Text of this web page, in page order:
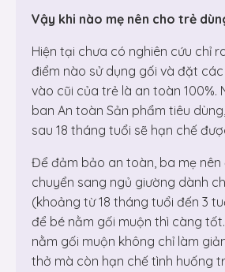
Vậy khi nào mẹ nên cho trẻ
Hiện tại chưa có nghiên cứu chỉ
điểm nào sử dụng gối và đặt
vào cũi của trẻ là an toàn 100%.
ban An toàn Sản phẩm tiêu
sau 18 tháng tuổi sẽ hạn chế
Để đảm bảo an toàn, ba mẹ nên
chuyển sang ngủ giường dành
(khoảng từ 18 tháng tuổi đến 3
để bé nằm gối muộn thì càng
nằm gối muộn không chỉ làm
thở mà còn hạn chế tình huống